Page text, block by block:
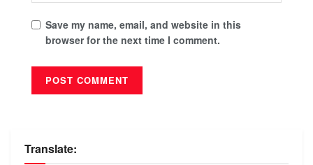
Save my name, email, and website in this
browser for the next time I comment.
Translate: